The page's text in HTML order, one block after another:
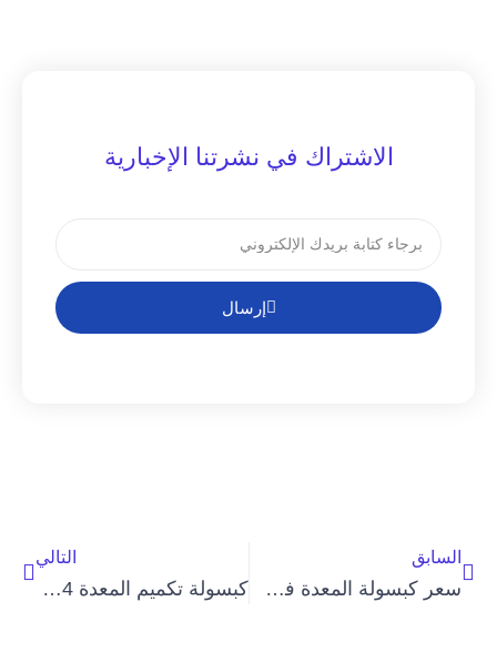
الاشتراك في نشرتنا الإخبارية
إرسال
السابق
سعر كبسولة المعدة في مصر
التالي
كبسولة تكميم المعدة 2024